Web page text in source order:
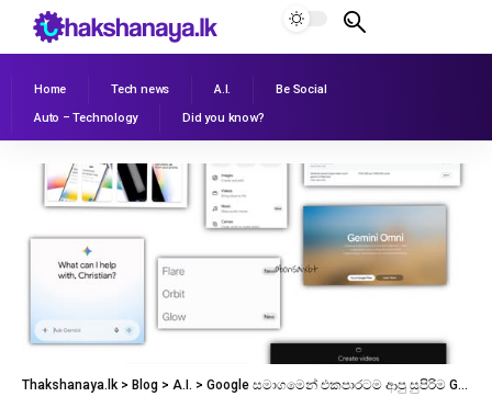
Home Tech news A.I.
Be Social
Auto – Technology
Did you know?
Thakshanaya.lk > Blog > A.I. > Google සමාගමෙන් එකපාරටම ආපු සුපිරිම Gemini Updates ටික මෙන්න.